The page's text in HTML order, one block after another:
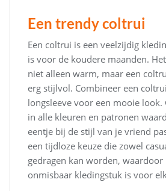
Een trendy coltrui
Een coltrui is een veelzijdig
is voor de koudere maanden.
niet alleen warm, maar een
erg stijlvol. Combineer een
longsleeve voor een mooie
in alle kleuren en patronen
eentje bij de stijl van je vriend
een tijdloze keuze die zowel
gedragen kan worden, waardoor
onmisbaar kledingstuk is voor